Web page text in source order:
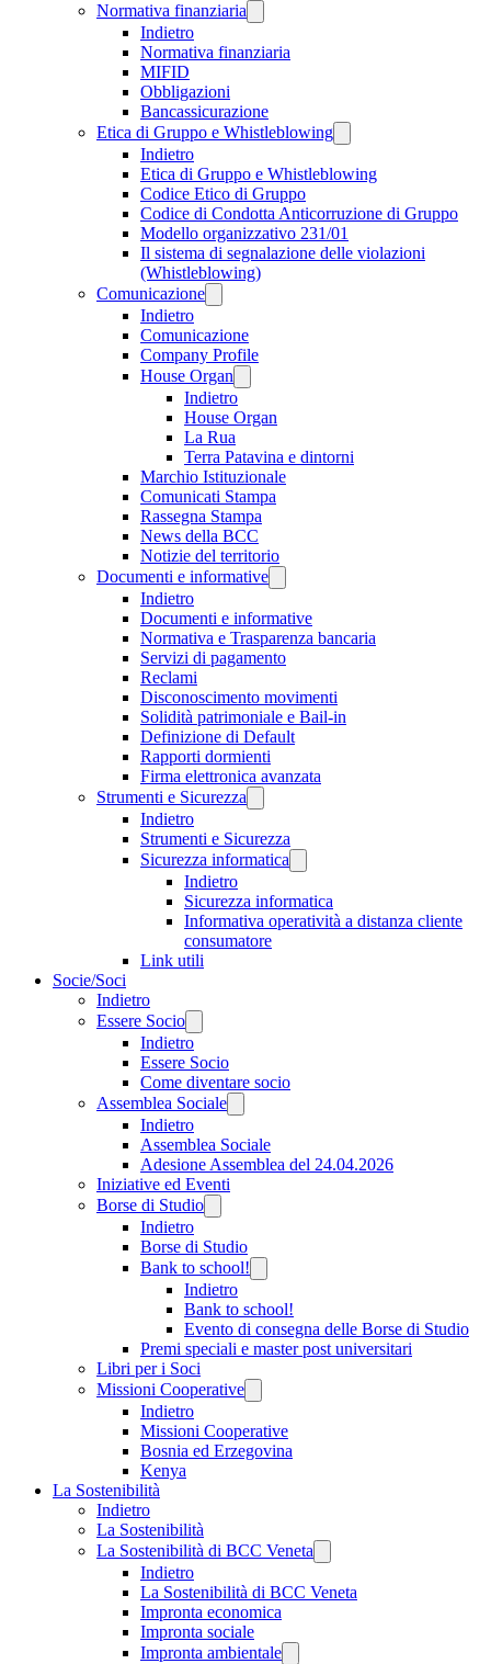
Normativa finanziaria
Indietro
Normativa finanziaria
MIFID
Obbligazioni
Bancassicurazione
Etica di Gruppo e Whistleblowing
Indietro
Etica di Gruppo e Whistleblowing
Codice Etico di Gruppo
Codice di Condotta Anticorruzione di Gruppo
Modello organizzativo 231/01
Il sistema di segnalazione delle violazioni
(Whistleblowing)
Comunicazione
Indietro
Comunicazione
Company Profile
House Organ
Indietro
House Organ
La Rua
Terra Patavina e dintorni
Marchio Istituzionale
Comunicati Stampa
Rassegna Stampa
News della BCC
Notizie del territorio
Documenti e informative
Indietro
Documenti e informative
Normativa e Trasparenza bancaria
Servizi di pagamento
Reclami
Disconoscimento movimenti
Solidità patrimoniale e Bail-in
Definizione di Default
Rapporti dormienti
Firma elettronica avanzata
Strumenti e Sicurezza
Indietro
Strumenti e Sicurezza
Sicurezza informatica
Indietro
Sicurezza informatica
Informativa operatività a distanza cliente
consumatore
Link utili
Socie/Soci
Indietro
Essere Socio
Indietro
Essere Socio
Come diventare socio
Assemblea Sociale
Indietro
Assemblea Sociale
Adesione Assemblea del 24.04.2026
Iniziative ed Eventi
Borse di Studio
Indietro
Borse di Studio
Bank to school!
Indietro
Bank to school!
Evento di consegna delle Borse di Studio
Premi speciali e master post universitari
Libri per i Soci
Missioni Cooperative
Indietro
Missioni Cooperative
Bosnia ed Erzegovina
Kenya
La Sostenibilità
Indietro
La Sostenibilità
La Sostenibilità di BCC Veneta
Indietro
La Sostenibilità di BCC Veneta
Impronta economica
Impronta sociale
Impronta ambientale